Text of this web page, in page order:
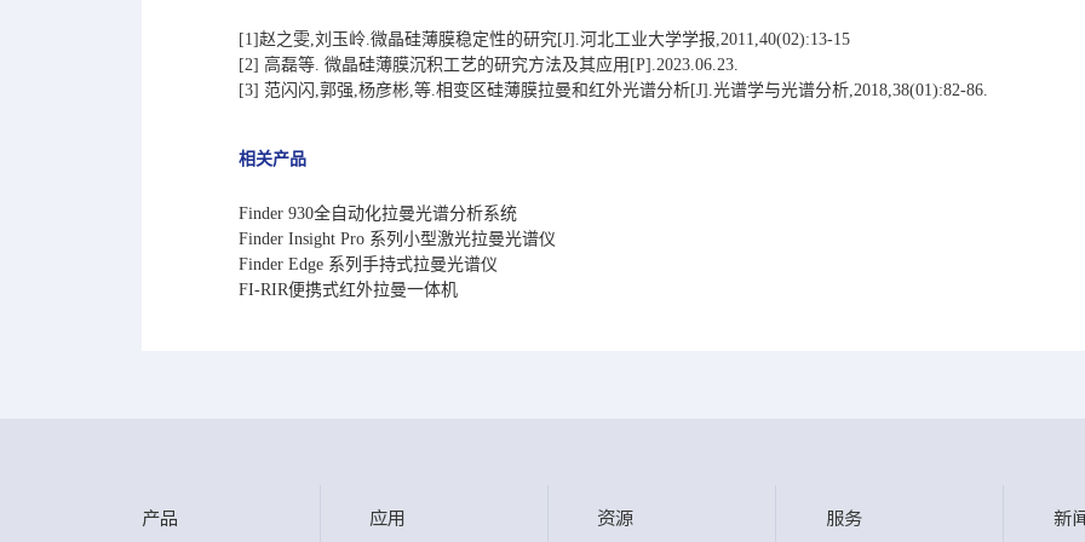
[1]赵之雯,刘玉岭.微晶硅薄膜稳定性的研究[J].河北工业大学学报,2011,40(02):13-15
[2] 高磊等. 微晶硅薄膜沉积工艺的研究方法及其应用[P].2023.06.23.
[3] 范闪闪,郭强,杨彦彬,等.相变区硅薄膜拉曼和红外光谱分析[J].光谱学与光谱分析,2018,38(01):82-86.
相关产品
Finder 930全自动化拉曼光谱分析系统
Finder Insight Pro 系列小型激光拉曼光谱仪
Finder Edge 系列手持式拉曼光谱仪
FI-RIR便携式红外拉曼一体机
产品 应用 资源 服务 新